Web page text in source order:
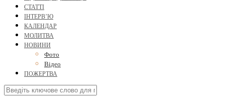
СТАТТІ
ІНТЕРВ’Ю
КАЛЕНДАР
МОЛИТВА
НОВИНИ
Фото
Відео
ПОЖЕРТВА